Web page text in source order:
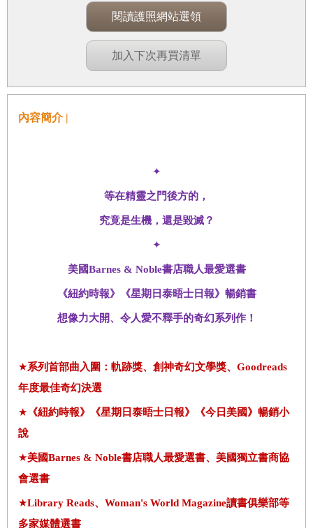
閱讀護照網站選領
加入下次再買清單
內容簡介 |
✦
等在精靈之門後方的，
究竟是生機，還是毀滅？
✦
美國Barnes & Noble書店職人最愛選書
《紐約時報》 《星期日泰晤士日報》暢銷書
想像力大開、令人愛不釋手的奇幻系列作！
★系列首部曲入圍：軌跡獎、創神奇幻文學獎、 Goodreads
年度最佳奇幻決選
★ 《紐約時報》
《星期日泰晤士日報》《今日美國》暢銷小
說
★美國Barnes & Noble書店職人最愛選書、美國獨立書商協
會選書
★Library Reads、 Woman's World Magazine讀書俱樂部等
多家媒體選書